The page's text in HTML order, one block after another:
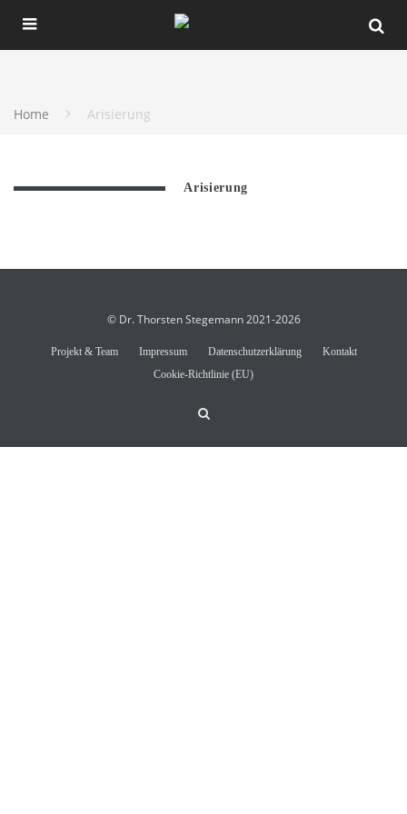
Home Arisierung
Arisierung
© Dr. Thorsten Stegemann 2021-2026
Projekt & Team Impressum Datenschutzerklärung
Kontakt
Cookie-Richtlinie (EU)